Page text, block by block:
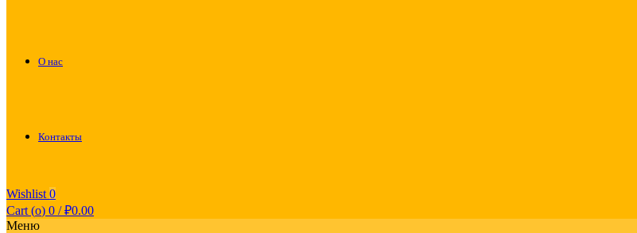
О нас
Контакты
Wishlist 0
Cart (o) 0 / ₽0.00
Меню